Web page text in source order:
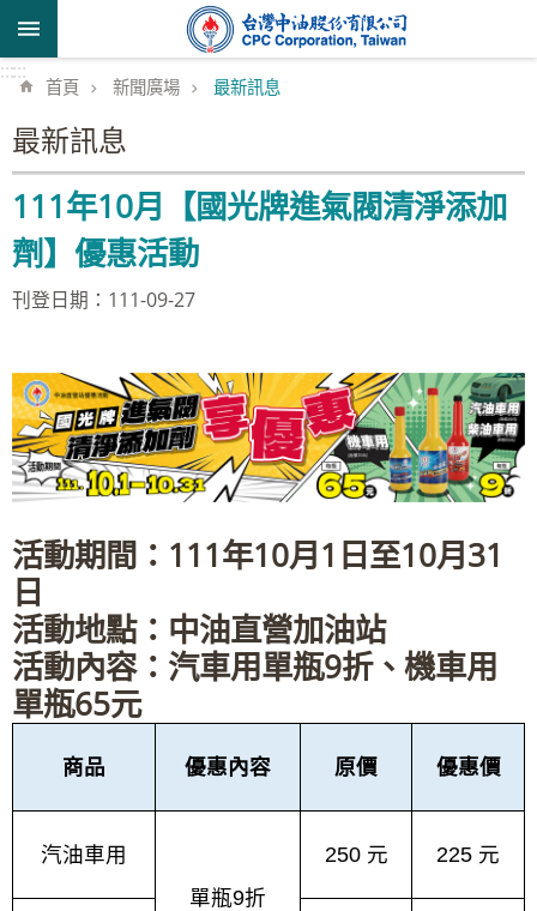
跳到主要內容區塊
::::::
首頁 新聞廣場 最新訊息
最新訊息
111年10月【國光牌進氣閥清淨添加
劑】優惠活動
刊登日期：111-09-27
活動期間：111年10月1日至10月31
日
活動地點：中油直營加油站
活動內容：汽車用單瓶9折、機車用
單瓶65元
商品 優惠內容 原價 優惠價
汽油車用
單瓶9折
250 元 225 元